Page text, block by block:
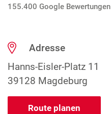
155.400 Google Bewertungen
Adresse
Hanns-Eisler-Platz 11
39128 Magdeburg
Route planen